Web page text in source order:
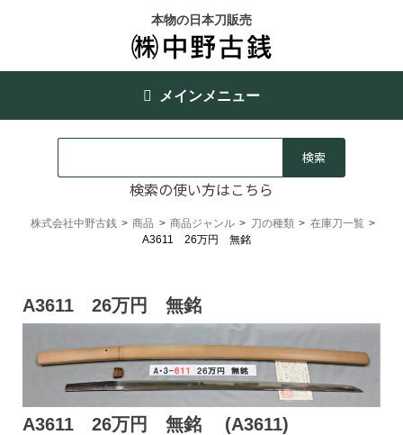
本物の日本刀販売
メインメニュー
検索の使い方はこちら
株式会社中野古銭 > 商品 > 商品ジャンル > 刀の種類 > 在庫刀一覧 >
A3611 26万円 無銘
A3611 26万円 無銘
A3611 26万円 無銘 (A3611)